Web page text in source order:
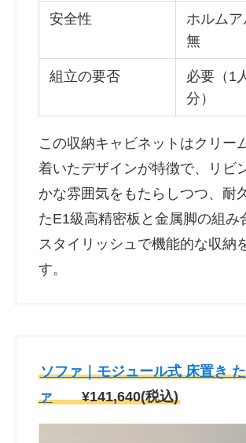
安全性
ホルム
無
組立の要否
必要（1
分）
この収納キャビネットはクリー
着いたデザインが特徴で、リビ
かな雰囲気をもたらしつつ、耐
たE1級高精密板と金属脚の組み
スタイリッシュで機能的な収納
す。
ソファ｜モジュール式 床置き
ァ¥141,640(税込)